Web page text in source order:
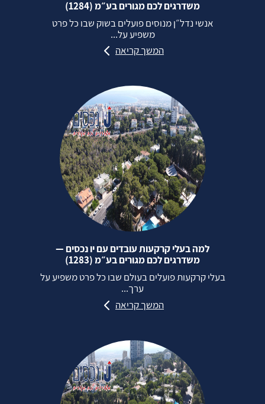
משדרגים לכם מגורים בע״מ (1284)
אנשי נדל״ן מנוסים פועלים בשוק שבו כל פרט
משפיע על...
המשך קריאה
למה בעלי קרקעות עובדים עם יו נכסים —
משדרגים לכם מגורים בע״מ (1283)
בעלי קרקעות פועלים בעולם שבו כל פרט משפיע על
ערך...
המשך קריאה